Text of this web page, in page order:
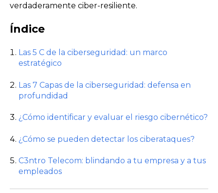
verdaderamente ciber-resiliente.
Índice
Las 5 C de la ciberseguridad: un marco
estratégico
Las 7 Capas de la ciberseguridad: defensa en
profundidad
¿Cómo identificar y evaluar el riesgo cibernético?
¿Cómo se pueden detectar los ciberataques?
C3ntro Telecom: blindando a tu empresa y a tus
empleados